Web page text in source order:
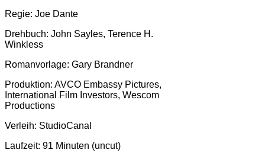
Regie: Joe Dante
Drehbuch: John Sayles, Terence H.
Winkless
Romanvorlage: Gary Brandner
Produktion: AVCO Embassy Pictures,
International Film Investors, Wescom
Productions
Verleih: StudioCanal
Laufzeit: 91 Minuten (uncut)